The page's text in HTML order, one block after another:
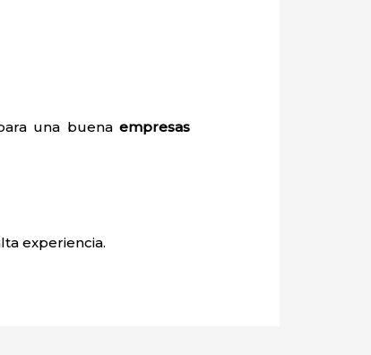
una buena empresas
experiencia.